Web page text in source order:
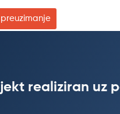
preuzimanje
realiziran uz